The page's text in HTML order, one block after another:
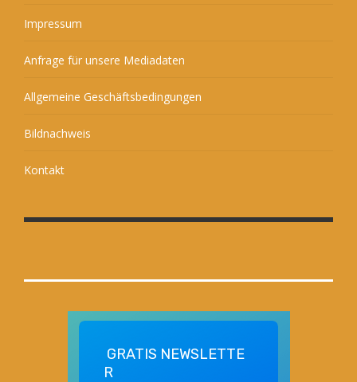
Impressum
Anfrage für unsere Mediadaten
Allgemeine Geschäftsbedingungen
Bildnachweis
Kontakt
GRATIS NEWSLETTE
R